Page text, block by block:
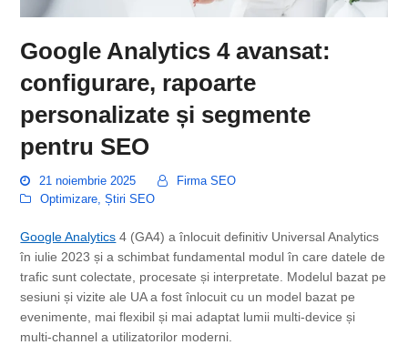
Google Analytics 4 avansat:
configurare, rapoarte
personalizate și segmente
pentru SEO
21 noiembrie 2025
Firma SEO
Optimizare ,Știri SEO
Google Analytics 4 (GA4) a înlocuit definitiv Universal Analytics
în iulie 2023 și a schimbat fundamental modul în care datele de
trafic sunt colectate, procesate și interpretate. Modelul bazat pe
sesiuni și vizite ale UA a fost înlocuit cu un model bazat pe
evenimente, mai flexibil și mai adaptat lumii multi-device și
multi-channel a utilizatorilor moderni.